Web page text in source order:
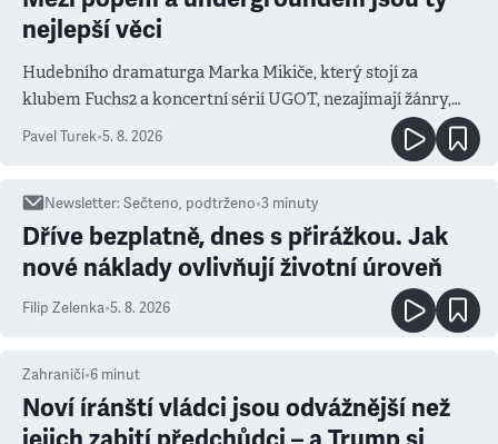
nejlepší věci
Hudebního dramaturga Marka Mikiče, který stojí za
klubem Fuchs2 a koncertní sérií UGOT, nezajímají žánry,
ale atmosféra
Pavel Turek•5. 8. 2026
Newsletter:Sečteno, podtrženo•3 minuty
Dříve bezplatně, dnes s přirážkou. Jak
nové náklady ovlivňují životní úroveň
Filip Zelenka•5. 8. 2026
Zahraničí•6 minut
Noví íránští vládci jsou odvážnější než